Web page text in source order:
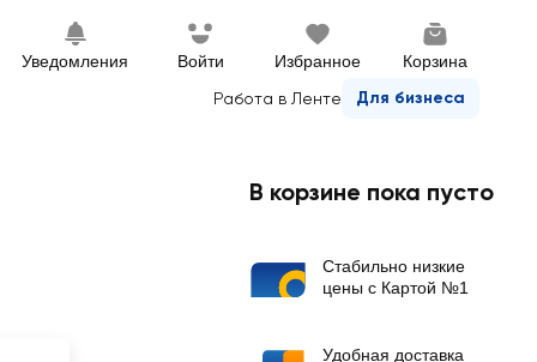
Уведомления Войти Избранное
Корзина
Работа в Ленте
Для бизнеса
В корзине пока пусто
Стабильно низкие
цены с Картой №1
Удобная доставка